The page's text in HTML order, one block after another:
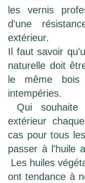
les vernis
d'une
extérieur.
Il faut savoir
naturelle doit
le même
intempéries.
Qui
extérieur
cas pour tous
passer à l'huile
Les huiles
ont tendance à